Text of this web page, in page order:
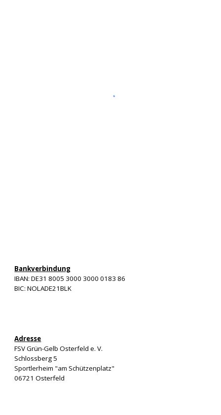
Bankverbindung
IBAN: DE31 8005 3000 3000 0183 86
BIC: NOLADE21BLK
Adresse
FSV Grün-Gelb Osterfeld e. V.
Schlossberg 5
Sportlerheim "am Schützenplatz"
06721 Osterfeld